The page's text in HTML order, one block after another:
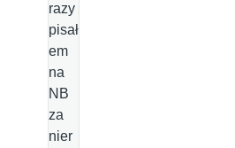
razy
pisał
em
na
NB
za
nier